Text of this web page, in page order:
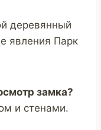
деревянный
явления Парк
замка?
и стенами.